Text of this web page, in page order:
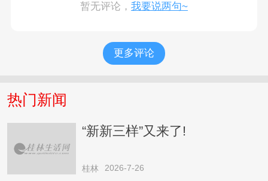
暂无评论， 我要说两句~
更多评论
热门新闻
“新新三样”又来了!
桂林 2026-7-26